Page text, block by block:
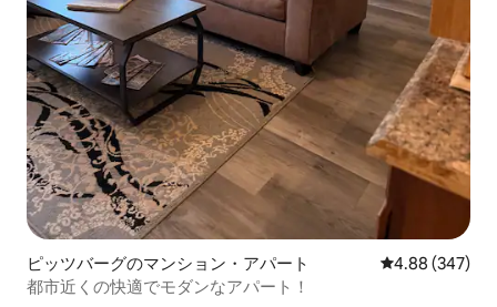
ピッツバーグのマンション・アパート レビュー347
4.88 (347)
都市近くの快適でモダンなアパート！